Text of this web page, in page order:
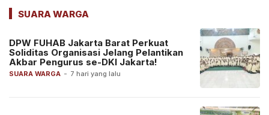
SUARA WARGA
SUARA WARGA - 7 hari yang lalu
DPW FUHAB Jakarta Barat Perkuat
Soliditas Organisasi Jelang Pelantikan
Akbar Pengurus se-DKI Jakarta!